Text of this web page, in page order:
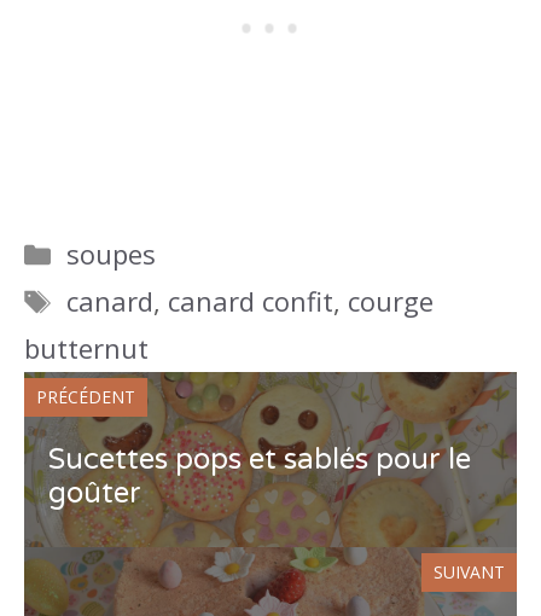
Catégories
soupes
Étiquettes
canard, canard confit, courge
butternut
PRÉCÉDENT
Sucettes pops et sablés pour le
goûter
SUIVANT